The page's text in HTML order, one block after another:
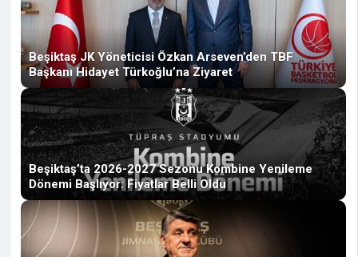
Beşiktaş JK Yöneticisi Özkan Arseven’den TBF
Başkanı Hidayet Türkoğlu’na Ziyaret
Beşiktaş’ta 2026-2027 Sezonu Kombine Yenileme
Dönemi Başlıyor: Fiyatlar Belli Oldu